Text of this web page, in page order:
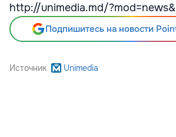
http://unimedia.md/
Подпишитесь на новости
Источник Unimedia